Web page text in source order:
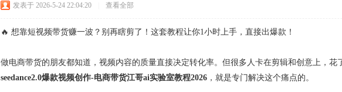
发表于 2026-5-24 22:04:20 查看全部
🔥 想靠短视频带货赚一波？别再瞎剪了！这套教程让你1小时上手，直接出爆款！
做电商带货的朋友都知道，视频内容的质量直接决定转化率。但很多人卡在剪辑和创意上，
seedance2.0爆款视频创作-电商带货江哥ai实验室教程2026 ，就是专门解决这个痛点的。